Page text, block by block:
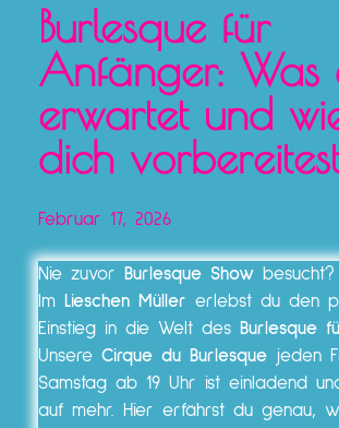
Burlesque für
Anfänger: Was
erwartet und
dich
Februar 17, 2026
Nie zuvor Burlesque Show
Im Lieschen Müller erlebst du den
Einstieg in die Welt des Burlesque
Unsere Cirque du Burlesque jeden
Samstag ab 19 Uhr ist einladend
auf mehr. Hier erfährst du genau,